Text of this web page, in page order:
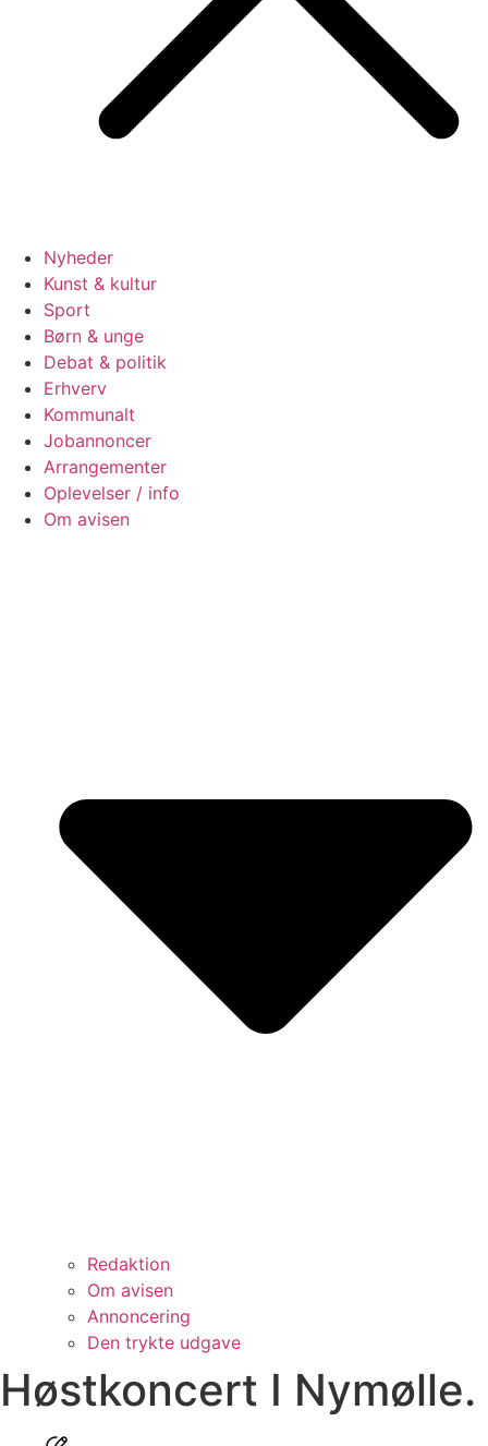
Nyheder
Kunst & kultur
Sport
Børn & unge
Debat & politik
Erhverv
Kommunalt
Jobannoncer
Arrangementer
Oplevelser / info
Om avisen
Redaktion
Om avisen
Annoncering
Den trykte udgave
Høstkoncert I Nymølle.